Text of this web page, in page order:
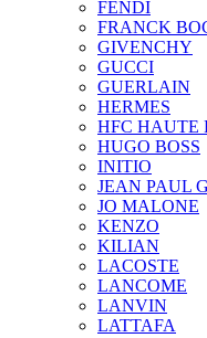
FENDI
FRANCK
GIVENCHY
GUCCI
GUERLAIN
HERMES
HFC HAUTE
HUGO BOSS
INITIO
JEAN PAUL
JO MALONE
KENZO
KILIAN
LACOSTE
LANCOME
LANVIN
LATTAFA